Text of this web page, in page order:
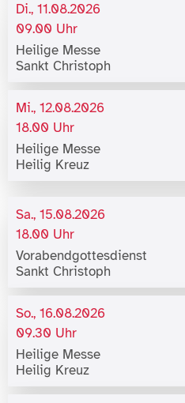
Di., 11.08.2026
09.00 Uhr
Heilige Messe
Sankt Christoph
Mi., 12.08.2026
18.00 Uhr
Heilige Messe
Heilig Kreuz
Sa., 15.08.2026
18.00 Uhr
Vorabendgottesdienst
Sankt Christoph
So., 16.08.2026
09.30 Uhr
Heilige Messe
Heilig Kreuz